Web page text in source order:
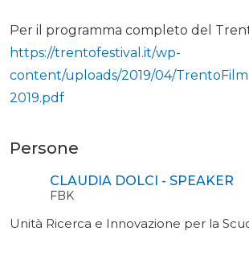
Per il programma completo del
https://trentofestival.it/wp-
content/uploads/2019/04/
2019.pdf
Persone
CLAUDIA DOLCI - SPEAKER
FBK
Unità Ricerca e Innovazione per la